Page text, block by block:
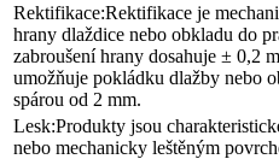
Rektifikace:Rektifikace je
hrany dlaždice nebo obkladu do
zabroušení hrany dosahuje ± 0,2
umožňuje pokládku dlažby nebo
spárou od 2 mm.
Lesk:Produkty jsou
nebo mechanicky leštěným